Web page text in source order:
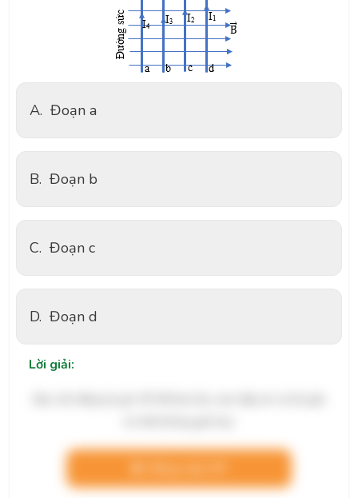
A. Đoạn a
B. Đoạn b
C. Đoạn c
D. Đoạn d
Lời giải: